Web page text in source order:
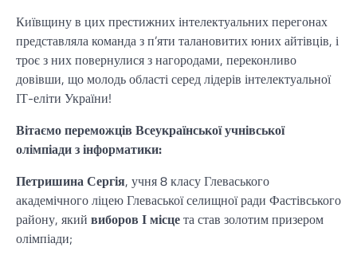
Київщину в цих престижних інтелектуальних перегонах
представляла команда з п’яти талановитих юних айтівців, і
троє з них повернулися з нагородами, переконливо
довівши, що молодь області серед лідерів інтелектуальної
ІТ-еліти України!
Вітаємо переможців Всеукраїнської учнівської
олімпіади з інформатики:
Петришина Сергія, учня 8 класу Глеваського
академічного ліцею Глеваської селищної ради Фастівського
району, який виборов І місцета став золотим призером
олімпіади;